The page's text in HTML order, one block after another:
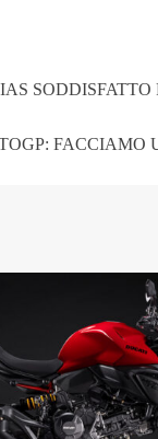
SODDISFATTO
FACCIAMO